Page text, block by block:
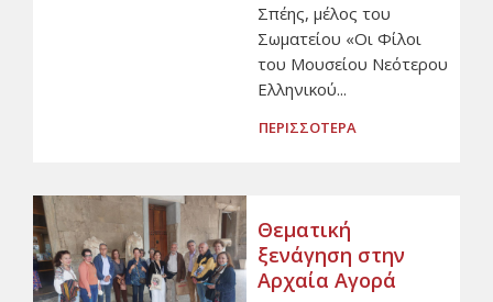
Σπέης, μέλος του
Σωματείου «Οι Φίλοι
του Μουσείου Νεότερου
Ελληνικού...
ΠΕΡΙΣΣΟΤΕΡΑ
Θεματική
ξενάγηση στην
Αρχαία Αγορά